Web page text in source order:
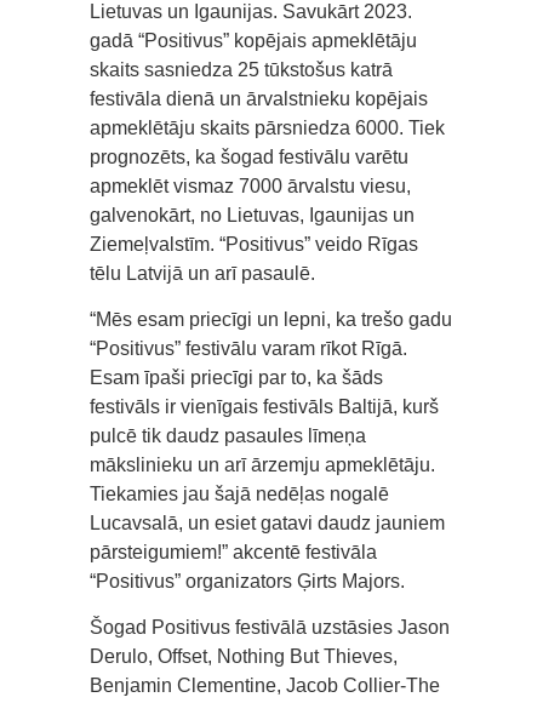
Lietuvas un Igaunijas. Savukārt 2023.
gadā “Positivus” kopējais apmeklētāju
skaits sasniedza 25 tūkstošus katrā
festivāla dienā un ārvalstnieku kopējais
apmeklētāju skaits pārsniedza 6000. Tiek
prognozēts, ka šogad festivālu varētu
apmeklēt vismaz 7000 ārvalstu viesu,
galvenokārt, no Lietuvas, Igaunijas un
Ziemeļvalstīm. “Positivus” veido Rīgas
tēlu Latvijā un arī pasaulē.
“Mēs esam priecīgi un lepni, ka trešo gadu
“Positivus” festivālu varam rīkot Rīgā.
Esam īpaši priecīgi par to, ka šāds
festivāls ir vienīgais festivāls Baltijā, kurš
pulcē tik daudz pasaules līmeņa
mākslinieku un arī ārzemju apmeklētāju.
Tiekamies jau šajā nedēļas nogalē
Lucavsalā, un esiet gatavi daudz jauniem
pārsteigumiem!” akcentē festivāla
“Positivus” organizators Ģirts Majors.
Šogad Positivus festivālā uzstāsies Jason
Derulo, Offset, Nothing But Thieves,
Benjamin Clementine, Jacob Collier-The